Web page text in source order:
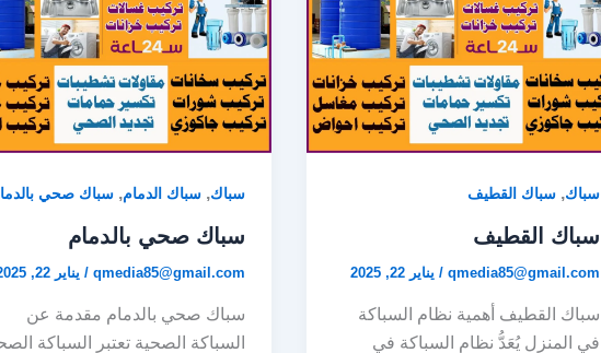
سباك,سباك القطيف
سباك القطيف
qmedia85@gmail.com
/ يناير 22, 2025
سباك القطيف أهمية نظام السباكة
في المنزل يُعَدُّ نظام السباكة في
سباك,سباك الدمام,سباك صحي
سباك صحي بالدمام
qmedia85@gmail.com
/ يناير 22, 2025
سباك صحي بالدمام مقدمة عن
السباكة الصحية تعتبر السباكة